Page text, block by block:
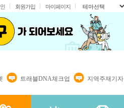
회원가입 마이페이지
트래블DNA체크업 지역주재기자